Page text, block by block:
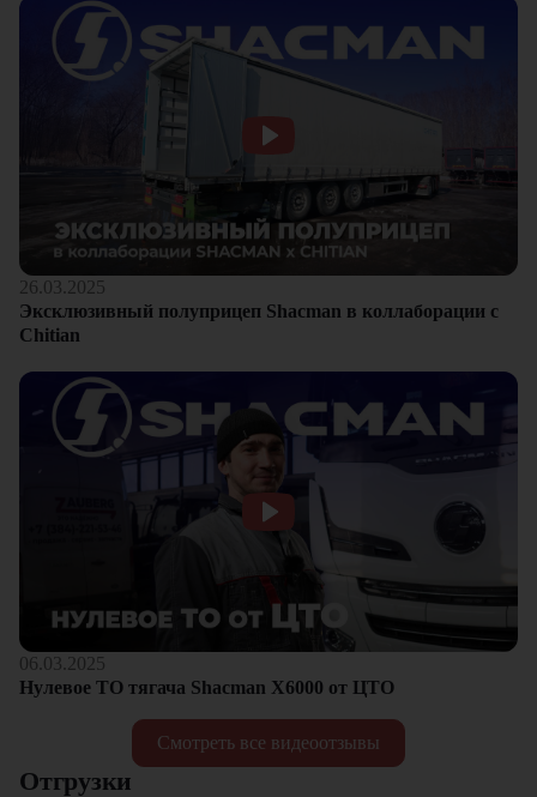
Смотреть все видеоотзывы
26.03.2025
Эксклюзивный полуприцеп Shacman в коллаборации с
Chitian
06.03.2025
Нулевое ТО тягача Shacman Х6000 от ЦТО
Отгрузки